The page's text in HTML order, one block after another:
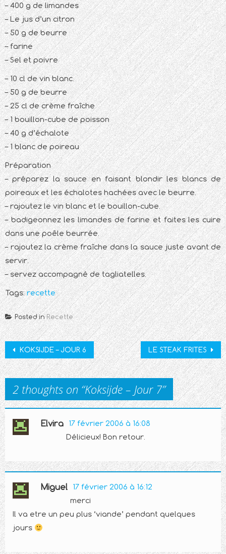
– 400 g de limandes
– Le jus d’un citron
– 50 g de beurre
– farine
– Sel et poivre
– 10 cl de vin blanc.
– 50 g de beurre
– 25 cl de crème fraîche
– 1 bouillon-cube de poisson
– 40 g d’échalote
– 1 blanc de poireau
Préparation
– préparez la sauce en faisant blondir les blancs de
poireaux et les échalotes hachées avec le beurre.
– rajoutez le vin blanc et le bouillon-cube.
– badigeonnez les limandes de farine et faites les cuire
dans une poêle beurrée.
– rajoutez la crème fraîche dans la sauce juste avant de
servir.
– servez accompagné de tagliatelles.
Tags:recette
Posted inRecette
Post
navigation
KOKSIJDE – JOUR 6 LE STEAK FRITES
2 thoughts on “Koksijde – Jour 7”
Elvira 17 février 2006 à 16:08
Délicieux! Bon retour.
Miguel 17 février 2006 à 16:12
merci
Il va etre un peu plus ‘viande’ pendant quelques
jours